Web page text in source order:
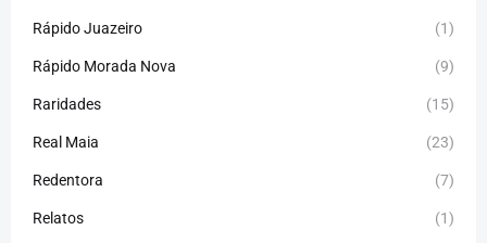
Rápido Juazeiro (1)
Rápido Morada Nova (9)
Raridades (15)
Real Maia (23)
Redentora (7)
Relatos (1)